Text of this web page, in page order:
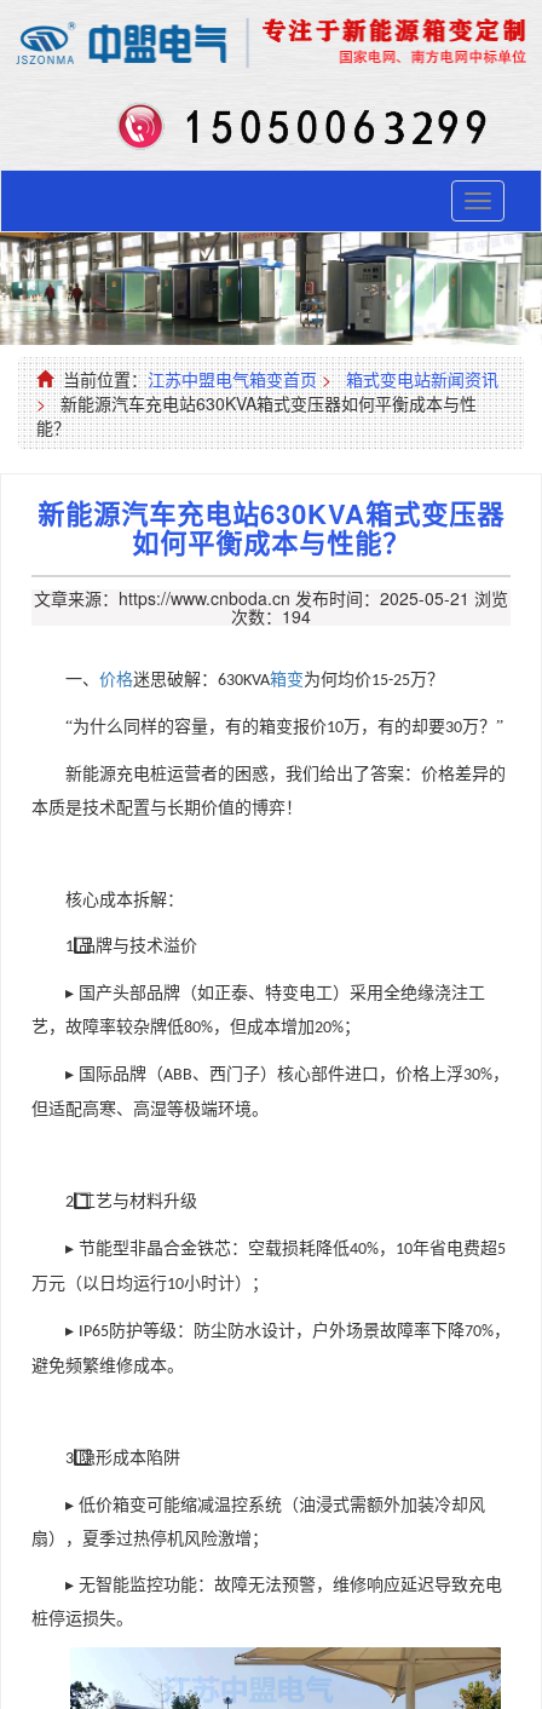
Toggle
当前位置：江苏中盟电气箱变首页 >
箱式变电站新闻资讯
> 新能源汽车充电站630KVA箱式变压器如何平衡成本与性
能？​
新能源汽车充电站630KVA箱式变压器
如何平衡成本与性能？​
文章来源：https://www.cnboda.cn 发布时间：2025-05-21 浏览
次数：194
一、 价格迷思破解： 630KVA箱变为何均价15-25万？
“为什么同样的容量，有的箱变报价10万，有的却要30万？”
新能源充电桩运营者的困惑，我们给出了答案： 价格差异的
本质是技术配置与长期价值的博弈！
核心成本拆解：
1️⃣ 品牌与技术溢价
▸ 国产头部品牌（如正泰、特变电工）采用全绝缘浇注工
艺，故障率较杂牌低80%，但成本增加20%；
▸ 国际品牌（ABB、西门子）核心部件进口，价格上浮30%，
但适配高寒、高湿等极端环境。
2️⃣ 工艺与材料升级
▸ 节能型非晶合金铁芯：空载损耗降低40%， 10年省电费超5
万元（以日均运行10小时计）；
▸ IP65防护等级：防尘防水设计，户外场景故障率下降70%，
避免频繁维修成本。
3️⃣ 隐形成本陷阱
▸ 低价箱变可能缩减温控系统（油浸式需额外加装冷却风
扇），夏季过热停机风险激增；
▸ 无智能监控功能：故障无法预警，维修响应延迟导致充电
桩停运损失。